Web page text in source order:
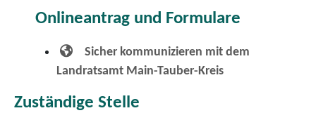
Onlineantrag und Formulare
Sicher kommunizieren mit dem
Landratsamt Main-Tauber-Kreis
Zuständige Stelle